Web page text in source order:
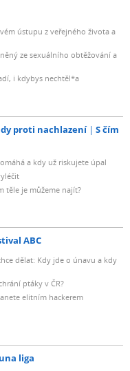
ústupu z veřejného života a
ze sexuálního obtěžování a
i kdybys nechtěl*a
proti nachlazení
S čím
a kdy už riskujete úpal
těle je můžeme najít?
ABC
dělat: Kdy jde o únavu a kdy
ptáky v ČR?
elitním hackerem
liga